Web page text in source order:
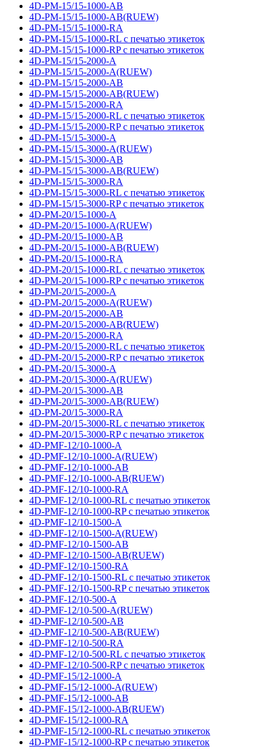
4D-PM-15/15-1000-AB
4D-PM-15/15-1000-AB(RUEW)
4D-PM-15/15-1000-RA
4D-PM-15/15-1000-RL с печатью этикеток
4D-PM-15/15-1000-RP с печатью этикеток
4D-PM-15/15-2000-A
4D-PM-15/15-2000-A(RUEW)
4D-PM-15/15-2000-AB
4D-PM-15/15-2000-AB(RUEW)
4D-PM-15/15-2000-RA
4D-PM-15/15-2000-RL с печатью этикеток
4D-PM-15/15-2000-RP с печатью этикеток
4D-PM-15/15-3000-A
4D-PM-15/15-3000-A(RUEW)
4D-PM-15/15-3000-AB
4D-PM-15/15-3000-AB(RUEW)
4D-PM-15/15-3000-RA
4D-PM-15/15-3000-RL с печатью этикеток
4D-PM-15/15-3000-RP с печатью этикеток
4D-PM-20/15-1000-A
4D-PM-20/15-1000-A(RUEW)
4D-PM-20/15-1000-AB
4D-PM-20/15-1000-AB(RUEW)
4D-PM-20/15-1000-RA
4D-PM-20/15-1000-RL с печатью этикеток
4D-PM-20/15-1000-RP с печатью этикеток
4D-PM-20/15-2000-A
4D-PM-20/15-2000-A(RUEW)
4D-PM-20/15-2000-AB
4D-PM-20/15-2000-AB(RUEW)
4D-PM-20/15-2000-RA
4D-PM-20/15-2000-RL с печатью этикеток
4D-PM-20/15-2000-RP с печатью этикеток
4D-PM-20/15-3000-A
4D-PM-20/15-3000-A(RUEW)
4D-PM-20/15-3000-AB
4D-PM-20/15-3000-AB(RUEW)
4D-PM-20/15-3000-RA
4D-PM-20/15-3000-RL с печатью этикеток
4D-PM-20/15-3000-RP с печатью этикеток
4D-PMF-12/10-1000-A
4D-PMF-12/10-1000-A(RUEW)
4D-PMF-12/10-1000-AB
4D-PMF-12/10-1000-AB(RUEW)
4D-PMF-12/10-1000-RA
4D-PMF-12/10-1000-RL с печатью этикеток
4D-PMF-12/10-1000-RP с печатью этикеток
4D-PMF-12/10-1500-A
4D-PMF-12/10-1500-A(RUEW)
4D-PMF-12/10-1500-AB
4D-PMF-12/10-1500-AB(RUEW)
4D-PMF-12/10-1500-RA
4D-PMF-12/10-1500-RL с печатью этикеток
4D-PMF-12/10-1500-RP с печатью этикеток
4D-PMF-12/10-500-A
4D-PMF-12/10-500-A(RUEW)
4D-PMF-12/10-500-AB
4D-PMF-12/10-500-AB(RUEW)
4D-PMF-12/10-500-RA
4D-PMF-12/10-500-RL с печатью этикеток
4D-PMF-12/10-500-RP с печатью этикеток
4D-PMF-15/12-1000-A
4D-PMF-15/12-1000-A(RUEW)
4D-PMF-15/12-1000-AB
4D-PMF-15/12-1000-AB(RUEW)
4D-PMF-15/12-1000-RA
4D-PMF-15/12-1000-RL с печатью этикеток
4D-PMF-15/12-1000-RP с печатью этикеток